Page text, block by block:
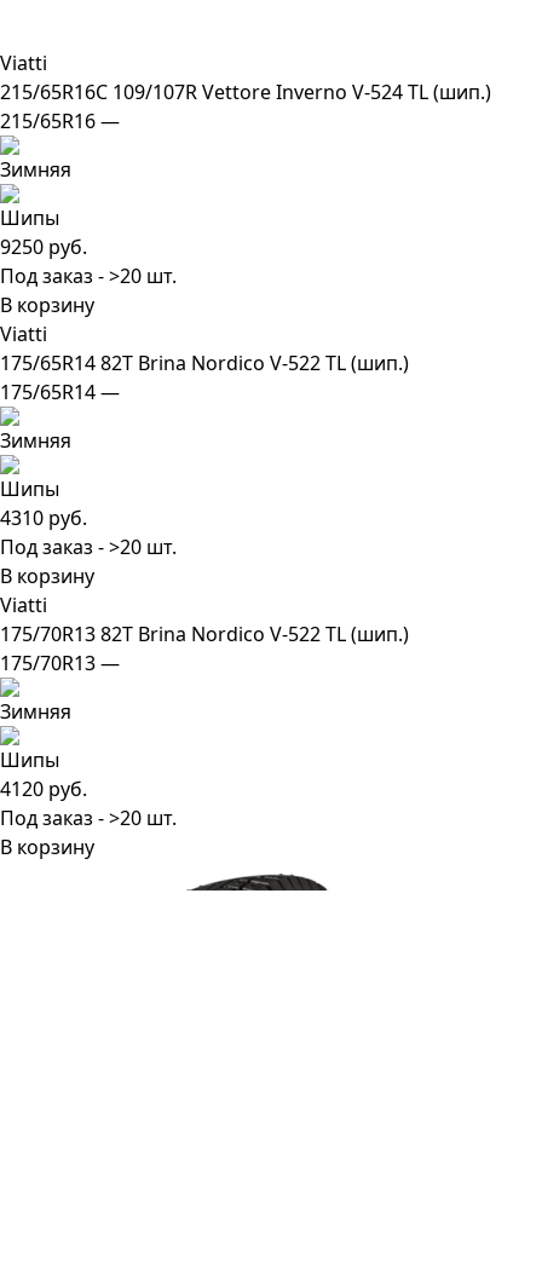
Viatti
215/65R16C 109/107R Vettore Inverno V-524 TL (шип.)
215/65R16 —
9250 руб.
Под заказ - >20 шт.
В корзину
Viatti
175/65R14 82T Brina Nordico V-522 TL (шип.)
175/65R14 —
4310 руб.
Под заказ - >20 шт.
В корзину
Viatti
175/70R13 82T Brina Nordico V-522 TL (шип.)
175/70R13 —
4120 руб.
Под заказ - >20 шт.
В корзину